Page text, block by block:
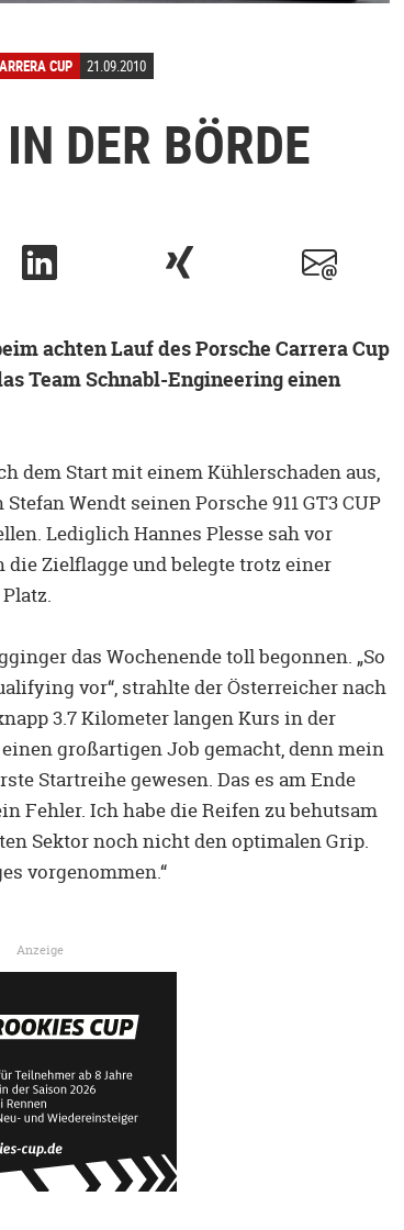
CUP 21.09.2010
DER BÖRDE
achten Lauf des Porsche Carrera Cup
Team Schnabl-Engineering einen
dem Start mit einem Kühlerschaden aus,
Wendt seinen Porsche 911 GT3 CUP
Lediglich Hannes Plesse sah vor
die Zielflagge und belegte trotz einer
das Wochenende toll begonnen. „So
vor“, strahlte der Österreicher nach
3.7 Kilometer langen Kurs in der
einen großartigen Job gemacht, denn mein
Startreihe gewesen. Das es am Ende
Fehler. Ich habe die Reifen zu behutsam
Sektor noch nicht den optimalen Grip.
vorgenommen.“
Anzeige